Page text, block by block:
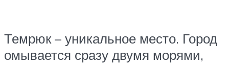
Темрюк – уникальное место. Город
омывается сразу двумя морями,